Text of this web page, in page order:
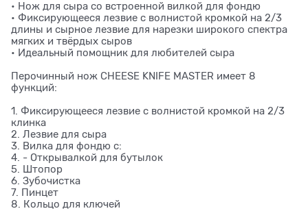
• Нож для сыра со встроенной вилкой для фондю
• Фиксирующееся лезвие с волнистой кромкой на 2/3
длины и сырное лезвие для нарезки широкого спектра
мягких и твёрдых сыров
• Идеальный помощник для любителей сыра
Перочинный нож CHEESE KNIFE MASTER имеет 8
функций:
1. Фиксирующееся лезвие с волнистой кромкой на 2/3
клинка
2. Лезвие для сыра
3. Вилка для фондю с:
4. - Открывалкой для бутылок
5. Штопор
6. Зубочистка
7. Пинцет
8. Кольцо для ключей